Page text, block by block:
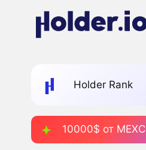
Holder Rank
10000$ от MEXC
TYBG 3412 DOG